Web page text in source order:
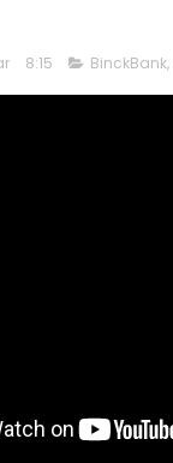
8:15 BinckBank,